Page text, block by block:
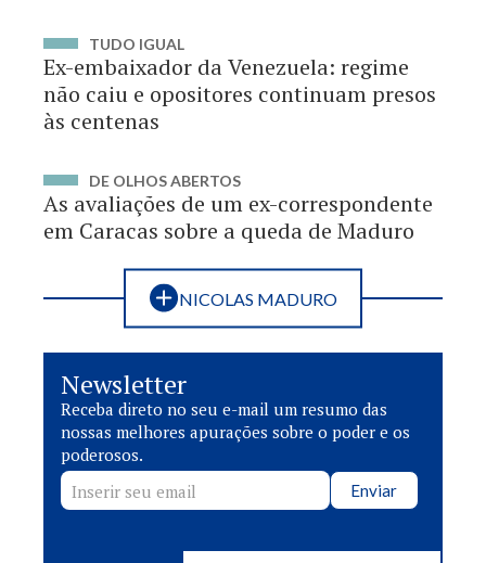
TUDO IGUAL
Ex-embaixador da Venezuela: regime
não caiu e opositores continuam presos
às centenas
DE OLHOS ABERTOS
As avaliações de um ex-correspondente
em Caracas sobre a queda de Maduro
NICOLAS MADURO
Newsletter
Receba direto no seu e-mail um resumo das
nossas melhores apurações sobre o poder e os
poderosos.
Enviar